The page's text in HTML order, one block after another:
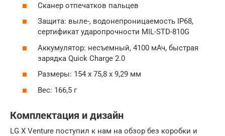
Сканер отпечатков пальцев
Защита: выле-, водонепроницаемость IP68,
сертификат ударопрочности MIL-STD-810G
Аккумулятор: несъемный, 4100 мАч, быстрая
зарядка Quick Charge 2.0
Размеры: 154 х 75,8 х 9,29 мм
Вес: 166,5 г
Комплектация и дизайн
LG X Venture поступил к нам на обзор без коробки и